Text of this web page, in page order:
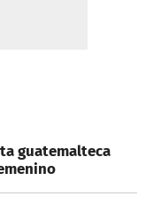
guatemalteca